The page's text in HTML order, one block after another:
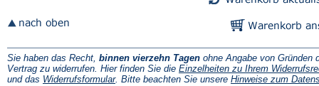
Sie haben das Recht, binnen vierzehn Tagen ohne Angabe von Gründen
Vertrag zu widerrufen. Hier finden Sie die Einzelheiten zu Ihrem
und das Widerrufsformular(Öffnet
. Bitte beachten Sie unsere Hinweise zum